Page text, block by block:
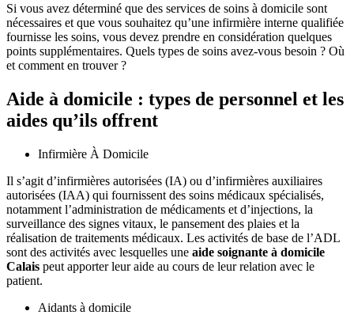
Si vous avez déterminé que des services de soins à domicile sont
nécessaires et que vous souhaitez qu’une infirmière interne qualifiée
fournisse les soins, vous devez prendre en considération quelques
points supplémentaires. Quels types de soins avez-vous besoin ? Où
et comment en trouver ?
Aide à domicile : types de personnel et les
aides qu’ils offrent
Infirmière À Domicile
Il s’agit d’infirmières autorisées (IA) ou d’infirmières auxiliaires
autorisées (IAA) qui fournissent des soins médicaux spécialisés,
notamment l’administration de médicaments et d’injections, la
surveillance des signes vitaux, le pansement des plaies et la
réalisation de traitements médicaux. Les activités de base de l’ADL
sont des activités avec lesquelles une aide soignante à domicile
Calais peut apporter leur aide au cours de leur relation avec le
patient.
Aidants à domicile